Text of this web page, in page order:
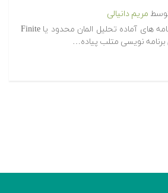
مریم دانیالی
‫در ادامه کدها و برنامه های آماده تحلیل المان محدود یا Finite